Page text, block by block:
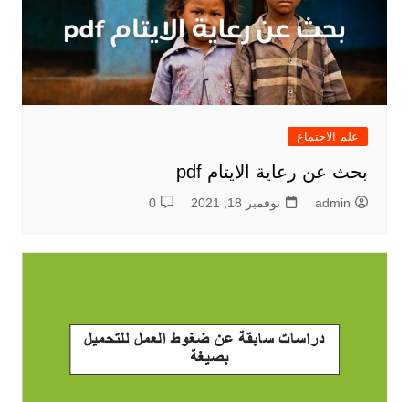
علم الاجتماع
بحث عن رعاية الايتام pdf
admin نوفمبر 18, 2021 0